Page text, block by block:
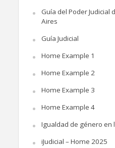
Guía del Poder Judicial
Aires
Guía Judicial
Home Example 1
Home Example 2
Home Example 3
Home Example 4
Igualdad de género en
iJudicial – Home 2025